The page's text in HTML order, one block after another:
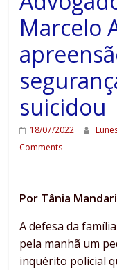
Marcelo
suicidou
18/07/2022
Comments
Por Tânia
A defesa da
pela manhã um
inquérito policial